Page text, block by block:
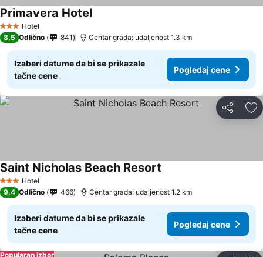
3 Zvezdice
Hotel
Primavera HotelPogledaj cene
8,5 Odlično 841 Centar grada: udaljenost 1.3 km
Izaberi datume da bi se prikazale
tačne cene
Pogledaj cene
Deli
3 Zvezdice
Hotel
Saint Nicholas Beach Resort
9,4 Odlično 466 Centar grada: udaljenost 1.2 km
Izaberi datume da bi se prikazale
tačne cene
Pogledaj cene
Popularan izbor